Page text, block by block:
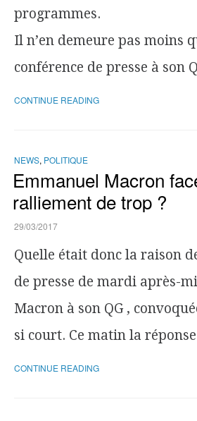
programmes.
Il n’en demeure pas moins
conférence de presse à son
CONTINUE READING
NEWS, POLITIQUE
Emmanuel Macron
ralliement de trop ?
29/03/2017
Quelle était donc la raison
de presse de mardi après-
Macron à son QG ,
si court. Ce matin la réponse
CONTINUE READING